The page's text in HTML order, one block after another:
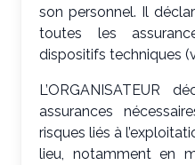
son personnel. Il
toutes les
dispositifs techniques
L’ORGANISATEUR
assurances
risques liés à
lieu, notamment en